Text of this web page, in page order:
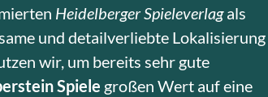
Heidelberger Spieleverlagals
und detailverliebte
wir, um bereits sehr gute
Spiele großen Wert auf eine